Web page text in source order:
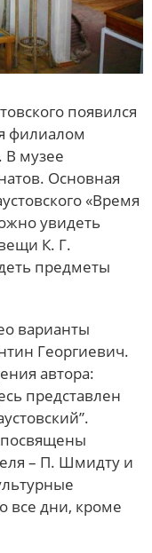
появился
филиалом
В музее
Основная
«Время
увидеть
К. Г.
предметы
варианты
Георгиевич.
автора:
представлен
– П. Шмидту и
все дни, кроме